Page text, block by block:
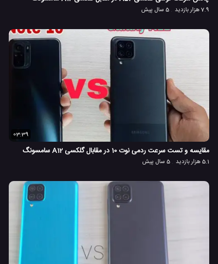
7.9 هزار بازدید 5 سال پیش
03:39
مقایسه و تست سرعت ردمی نوت 10 در مقابال گلکسی A12 سامسونگ
5.1 هزار بازدید 5 سال پیش